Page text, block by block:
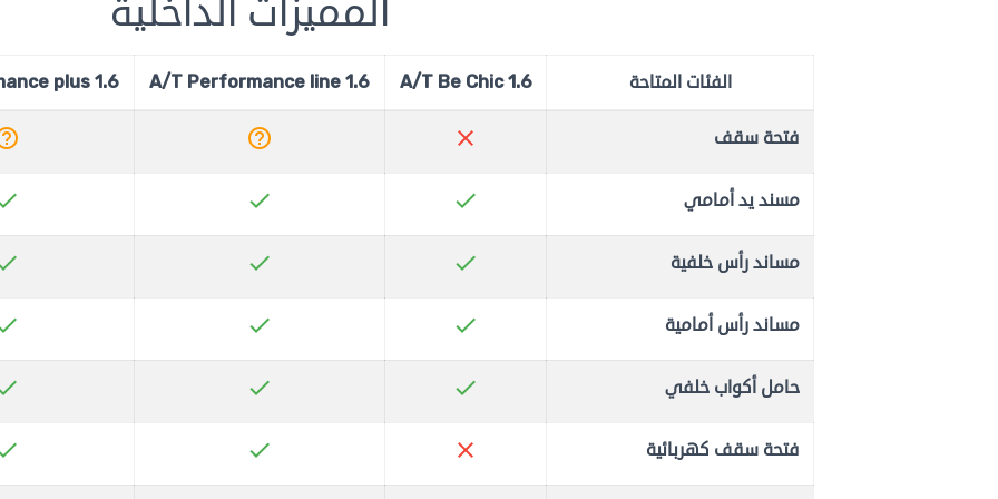
المميزات الداخلية
الفئات المتاحة 1.6 A/T Be Chic
1.6 A/T Performance line
1.6 A/T Performance plus
فتحة سقف close
help_outline
مسند يد أمامي check
check
مساند رأس خلفية check
check
مساند رأس أمامية check
check
حامل أكواب خلفي check
check
فتحة سقف كهربائية close
check